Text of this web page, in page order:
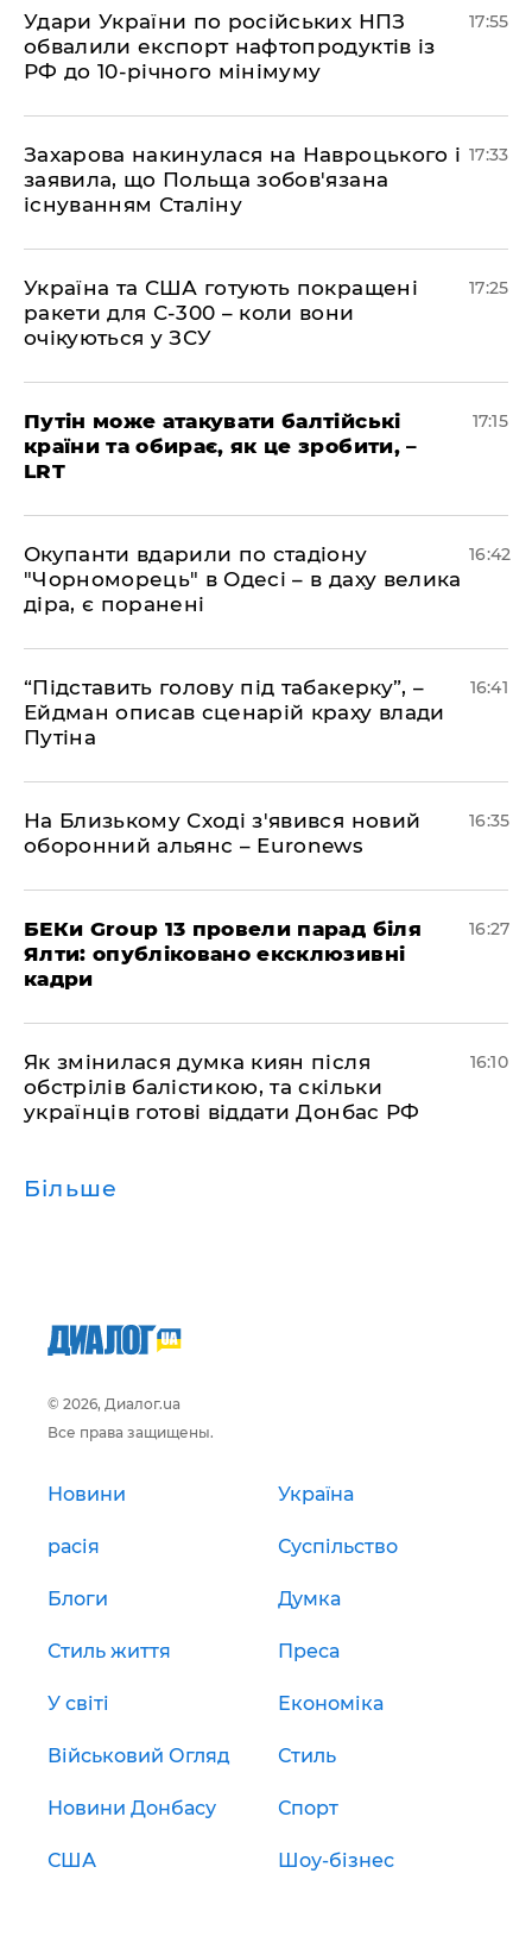
​Удари України по російських НПЗ
обвалили експорт нафтопродуктів із
РФ до 10-річного мінімуму
17:55
​Захарова накинулася на Навроцького і
заявила, що Польща зобов'язана
існуванням Сталіну
17:33
​Україна та США готують покращені
ракети для С-300 – коли вони
очікуються у ЗСУ
17:25
​Путін може атакувати балтійські
країни та обирає, як це зробити, –
LRT
17:15
​Окупанти вдарили по стадіону
"Чорноморець" в Одесі – в даху велика
діра, є поранені
16:42
​“Підставить голову під табакерку”, –
Ейдман описав сценарій краху влади
Путіна
16:41
На Близькому Сході з'явився новий
оборонний альянс – Euronews
16:35
БЕКи Group 13 провели парад біля
Ялти: опубліковано ексклюзивні
кадри
16:27
Як змінилася думка киян після
обстрілів балістикою, та скільки
українців готові віддати Донбас РФ
16:10
Більше
© 2026, Диалог.ua
Все права защищены.
Новини Україна
расія Суспільство
Блоги Думка
Стиль життя Преса
У світі Економіка
Військовий Огляд Стиль
Новини Донбасу Спорт
США Шоу-бізнес